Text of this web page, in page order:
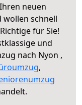
neuen
wollen schnell
für Sie!
und
nach Nyon ,
,